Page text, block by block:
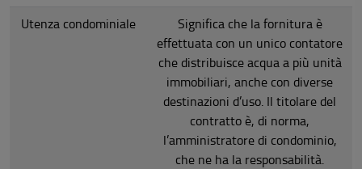
Utenza condominiale
Significa che la fornitura è
effettuata con un unico contatore
che distribuisce acqua a più unità
immobiliari, anche con diverse
destinazioni d’uso. Il titolare del
contratto è, di norma,
l’amministratore di condominio,
che ne ha la responsabilità.